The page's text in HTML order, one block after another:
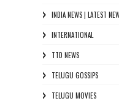
INDIA NEWS | LATEST
INTERNATIONAL
TTD NEWS
TELUGU GOSSIPS
TELUGU MOVIES